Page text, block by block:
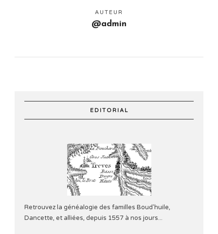
AUTEUR
@admin
EDITORIAL
Retrouvez la généalogie des familles Boud'huile,
Dancette, et alliées, depuis 1557 à nos jours...